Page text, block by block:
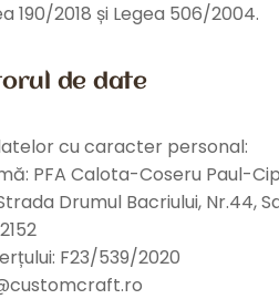
190/2018 și Legea 506/2004.
de date
cu caracter personal:
PFA Calota-Coseru Paul-
Drumul Bacriului, Nr.44,
F23/539/2020